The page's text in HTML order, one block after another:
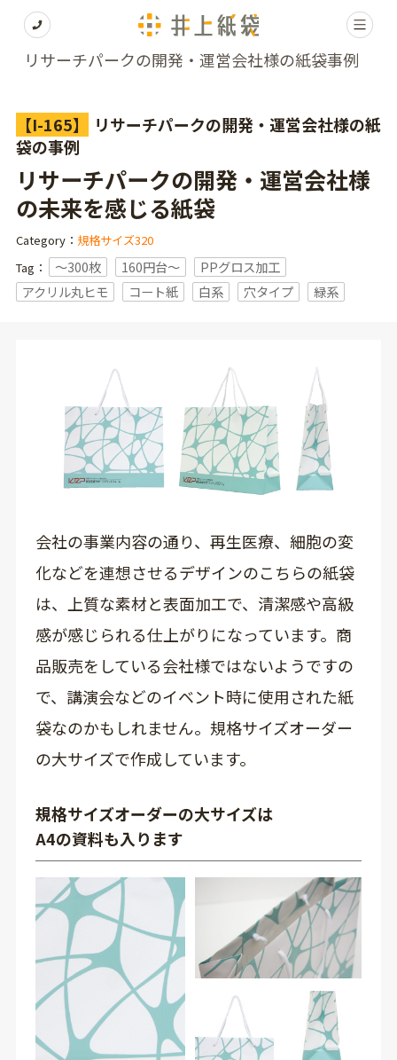
リサーチパークの開発・運営会社様の紙袋事例
【I-165】
リサーチパークの開発・運営会社様の紙
袋の事例
リサーチパークの開発・運営会社様
の未来を感じる紙袋
Category： 規格サイズ320
Tag：
〜300枚 160円台〜
PPグロス加工
アクリル丸ヒモ
コート紙 白系 穴タイプ 緑系
会社の事業内容の通り、再生医療、細胞の変
化などを連想させるデザインのこちらの紙袋
は、上質な素材と表面加工で、清潔感や高級
感が感じられる仕上がりになっています。商
品販売をしている会社様ではないようですの
で、講演会などのイベント時に使用された紙
袋なのかもしれません。規格サイズオーダー
の大サイズで作成しています。
規格サイズオーダーの大サイズは
A4の資料も入ります